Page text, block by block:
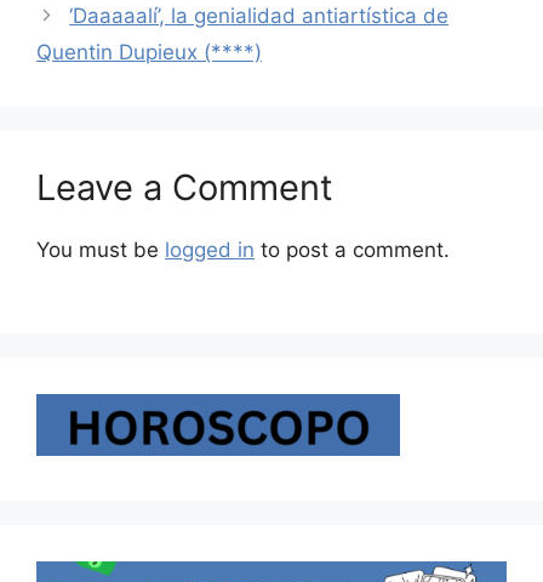
‘Daaaaalí’, la genialidad antiartística de
Quentin Dupieux (****)
Leave a Comment
You must be logged in to post a comment.